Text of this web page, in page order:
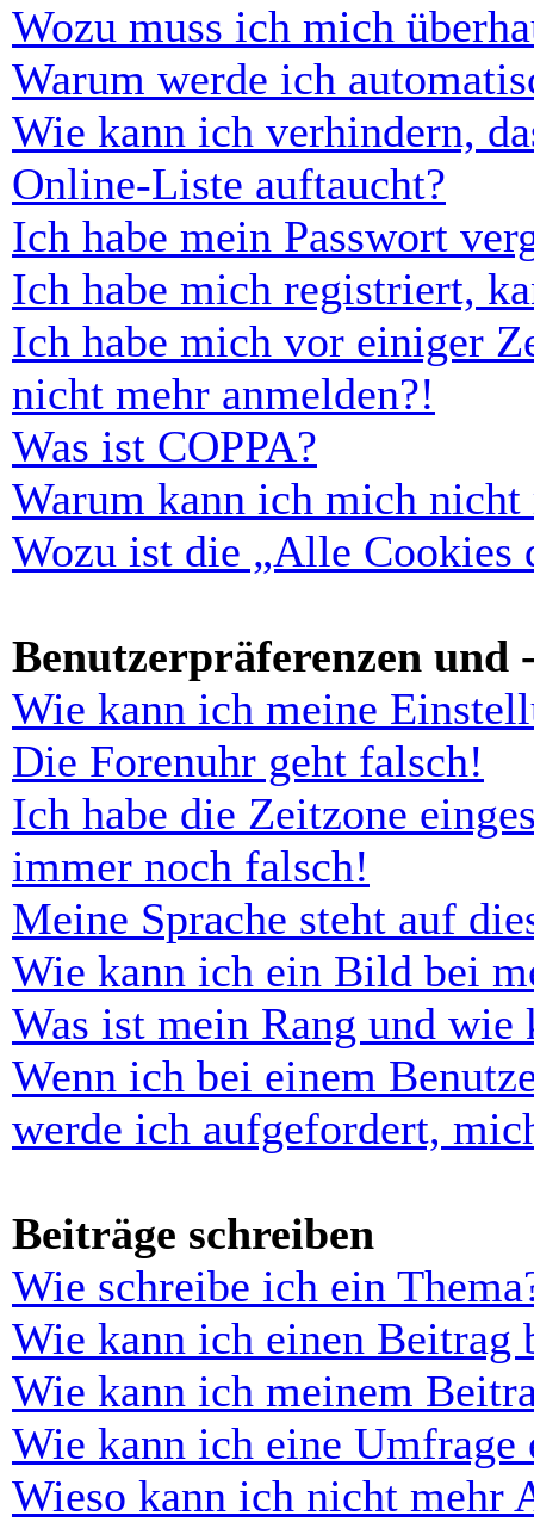
Wozu muss ich mich
Warum werde ich
Wie kann ich verhindern,
Online-Liste auftaucht?
Ich habe mein Passwort
Ich habe mich registriert,
Ich habe mich vor einiger
nicht mehr anmelden?!
Was ist COPPA?
Warum kann ich mich nicht
Wozu ist die „Alle Cookies
Benutzerpräferenzen und
Wie kann ich meine
Die Forenuhr geht falsch!
Ich habe die Zeitzone
immer noch falsch!
Meine Sprache steht auf
Wie kann ich ein Bild bei
Was ist mein Rang und wie
Wenn ich bei einem
werde ich aufgefordert,
Beiträge schreiben
Wie schreibe ich ein
Wie kann ich einen Beitrag
Wie kann ich meinem
Wie kann ich eine Umfrage
Wieso kann ich nicht mehr